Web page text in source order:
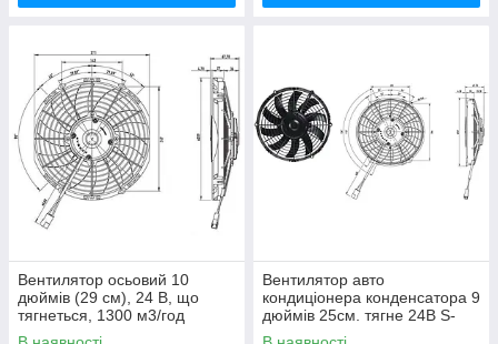
Вентилятор осьовий 10
дюймів (29 см), 24 В, що
тягнеться, 1300 м3/год
(Kormas)
Вентилятор авто
кондиціонера конденсатора 9
дюймів 25см. тягне 24В S-
blade (Kormas) (1150m/h)